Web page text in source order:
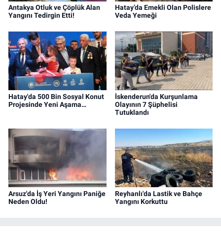
Antakya Otluk ve Çöplük Alan
Yangını Tedirgin Etti!
Hatay’da Emekli Olan Polislere
Veda Yemeği
Hatay'da 500 Bin Sosyal Konut
Projesinde Yeni Aşama…
İskenderun'da Kurşunlama
Olayının 7 Şüphelisi
Tutuklandı
Arsuz'da İş Yeri Yangını Paniğe
Neden Oldu!
Reyhanlı'da Lastik ve Bahçe
Yangını Korkuttu